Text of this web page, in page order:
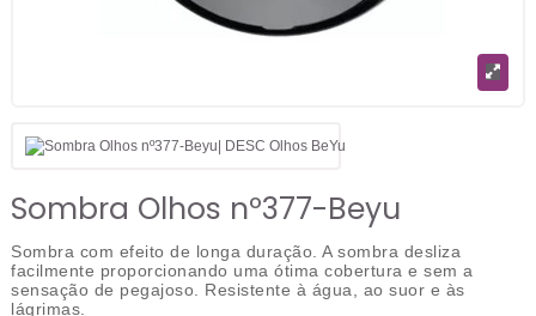
Sombra Olhos nº377-Beyu
Sombra com efeito de longa duração. A sombra desliza
facilmente proporcionando uma ótima cobertura e sem a
sensação de pegajoso. Resistente à água, ao suor e às
lágrimas.